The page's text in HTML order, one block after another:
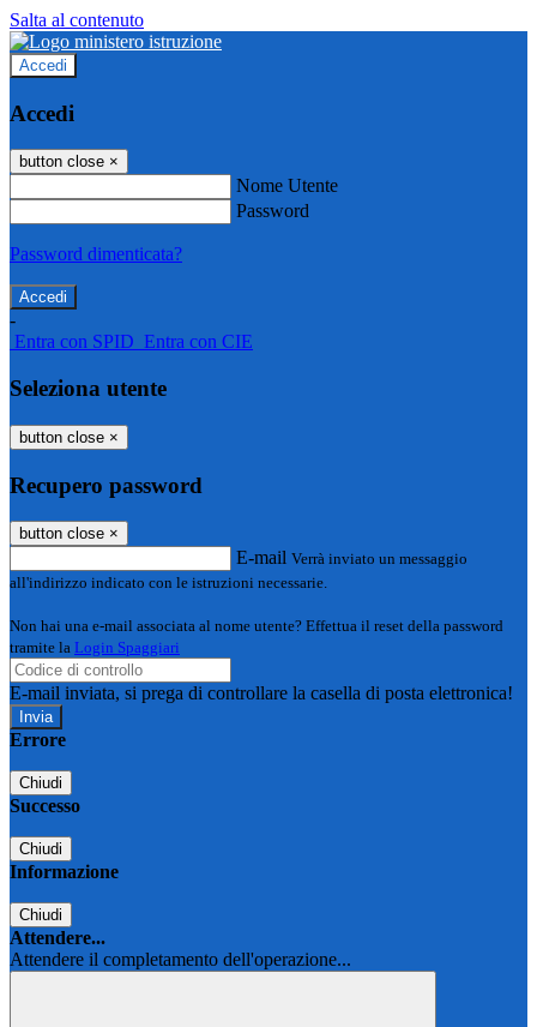
Salta al contenuto
Accedi
Accedi
button close ×
Nome Utente
Password
Password dimenticata?
-
Entra con SPID Entra con CIE
Seleziona utente
button close ×
Recupero password
button close ×
E-mail Verrà inviato un messaggio
all'indirizzo indicato con le istruzioni necessarie.
Non hai una e-mail associata al nome utente? Effettua il reset della password
tramite la Login Spaggiari
E-mail inviata, si prega di controllare la casella di posta elettronica!
Errore
Chiudi
Successo
Chiudi
Informazione
Chiudi
Attendere...
Attendere il completamento dell'operazione...